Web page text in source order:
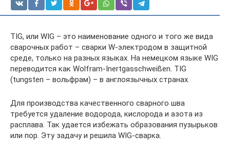
TIG, или WIG – это наименование одного и того же вида
сварочных работ – сварки W-электродом в защитной
среде, только на разных языках. На немецком языке WIG
переводится как Wolfram-Inertgasschweißen. TIG
(tungsten – вольфрам) – в англоязычных странах.
Для производства качественного сварного шва
требуется удаление водорода, кислорода и азота из
расплава. Так удается избежать образования пузырьков
или пор. Эту задачу и решила WIG-сварка.